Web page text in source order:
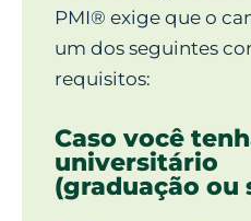
PMI® exige que o
um dos seguintes
requisitos:
Caso você
universitário
(graduação ou